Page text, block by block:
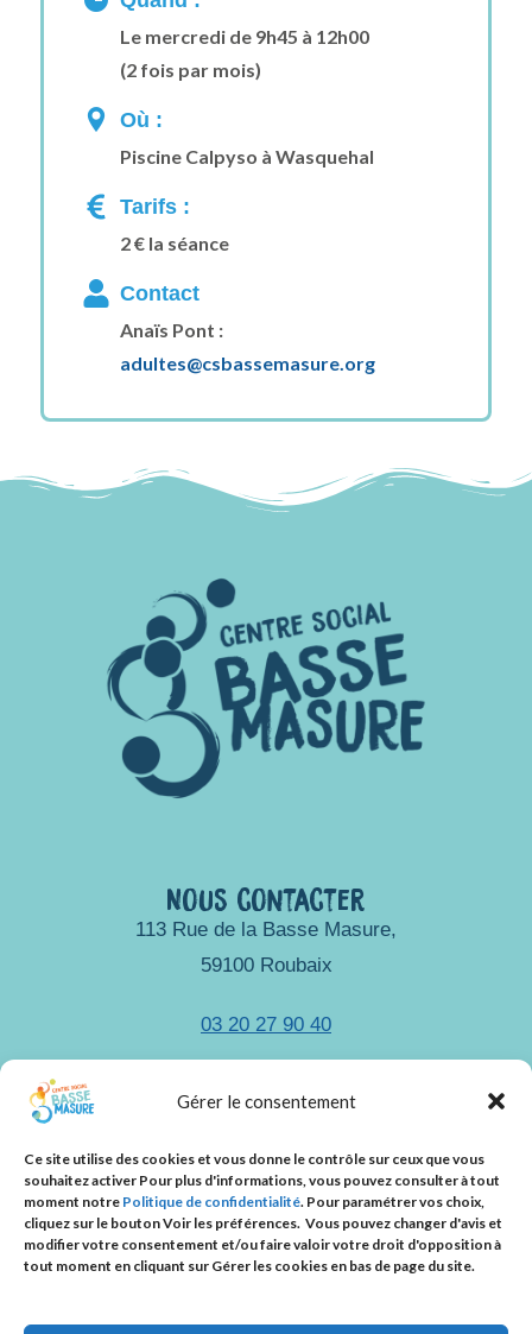
Gérer le consentement
Ce site utilise des cookies et vous donne le contrôle sur ceux que vous
souhaitez activer Pour plus d'informations, vous pouvez consulter à tout
moment notre Politique de confidentialité. Pour paramétrer vos choix,
cliquez sur le boutonVoir les préférences. Vous pouvez changer d'avis et
modifier votre consentement et/ou faire valoir votre droit d'opposition à
tout moment en cliquant sur Gérer les cookies en bas de page du site.
Le mercredi de 9h45 à 12h00
(2 fois par mois)
Où :
Piscine Calpyso à Wasquehal
Tarifs :
2 € la séance
Contact
Anaïs Pont :
adultes@csbassemasure.org
Nous contacter
113 Rue de la Basse Masure,
59100 Roubaix
03 20 27 90 40
Nous suivre